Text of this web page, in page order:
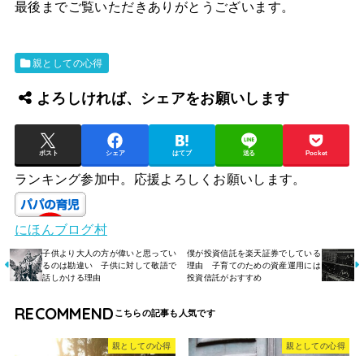
最後までご覧いただきありがとうございます。
親としての心得
よろしければ、シェアをお願いします
ポスト シェア はてブ 送る Pocket
ランキング参加中。応援よろしくお願いします。
にほんブログ村
子供より大人の方が偉いと思ってい
るのは勘違い 子供に対して敬語で
話しかける理由
僕が投資信託を楽天証券でしている
理由 子育てのための資産運用には
投資信託がおすすめ
RECOMMEND
親としての心得 親としての心得